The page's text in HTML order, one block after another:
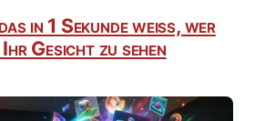
in 1 Sekunde weiß, wer
Ihr Gesicht zu sehen